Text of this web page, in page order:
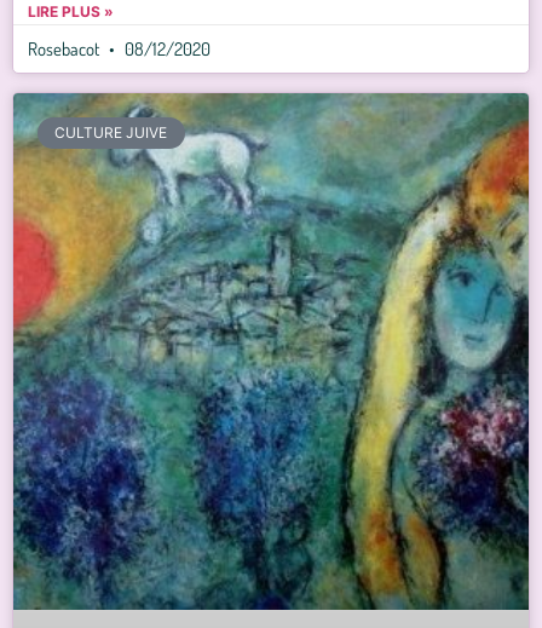
LIRE PLUS »
Rosebacot 08/12/2020
CULTURE JUIVE